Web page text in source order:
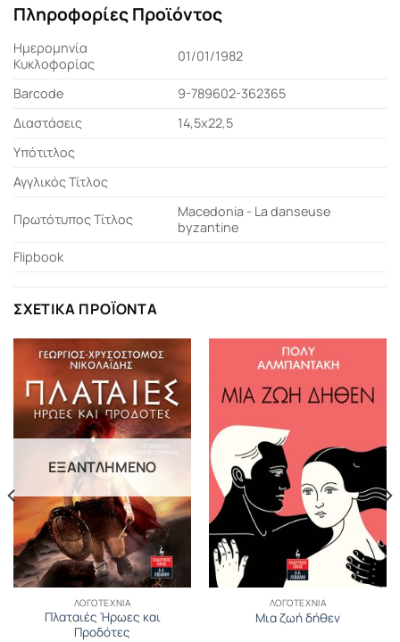
Πληροφορίες Προϊόντος
Ημερομηνία
Κυκλοφορίας
01/01/1982
Barcode
9-789602-362365
Διαστάσεις
14,5x22,5
Υπότιτλος
Αγγλικός Τίτλος
Πρωτότυπος Τίτλος
Macedonia - La danseuse
byzantine
Flipbook
ΣΧΕΤΙΚΆ ΠΡΟΪΌΝΤΑ
ΕΞΑΝΤΛΗΜΈΝΟ
ΛΟΓΟΤΕΧΝΊΑ
Πλαταιές Ήρωες και
Προδότες
ΛΟΓΟΤΕΧΝΊΑ
Μια ζωή δήθεν